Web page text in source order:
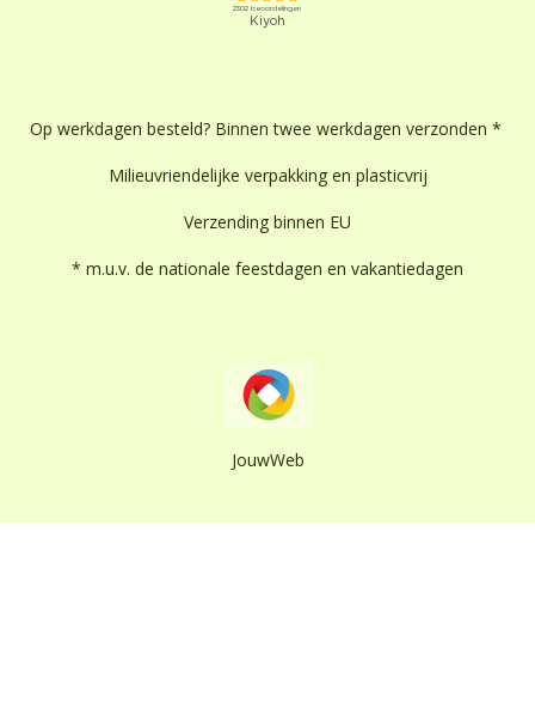
Op werkdagen besteld? Binnen twee werkdagen verzonden *
Milieuvriendelijke verpakking en plasticvrij
Verzending binnen EU
* m.u.v. de nationale feestdagen en vakantiedagen
JouwWeb